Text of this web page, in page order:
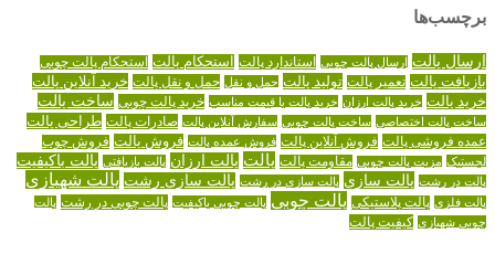
برچسب‌ها
ارسال پالت ارسال پالت چوبی استاندارد پالت استحکام پالت استحکام پالت چوبی
بازیافت پالت تعمیر پالت تولید پالت حمل و نقل حمل و نقل پالت خرید آنلاین پالت
خرید پالت خرید پالت ارزان خرید پالت با قیمت مناسب خرید پالت چوبی ساخت پالت
ساخت پالت اختصاصی ساخت پالت چوبی سفارش آنلاین پالت صادرات پالت طراحی پالت
عمده فروشی پالت فروش آنلاین پالت فروش عمده پالت فروش پالت فروش چوب
لجستیک مزیت پالت چوبی مقاومت پالت پالت پالت ارزان پالت بازیافتی پالت باکیفیت
پالت در رشت پالت سازی پالت سازی در رشت پالت سازی رشت پالت شهبازی
پالت فلزی پالت پلاستیکی پالت چوبی پالت چوبی باکیفیت پالت چوبی در رشت پالت
چوبی شهبازی کیفیت پالت